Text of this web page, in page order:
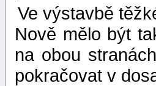
Ve výstavbě
Nově mělo být
na obou
pokračovat v